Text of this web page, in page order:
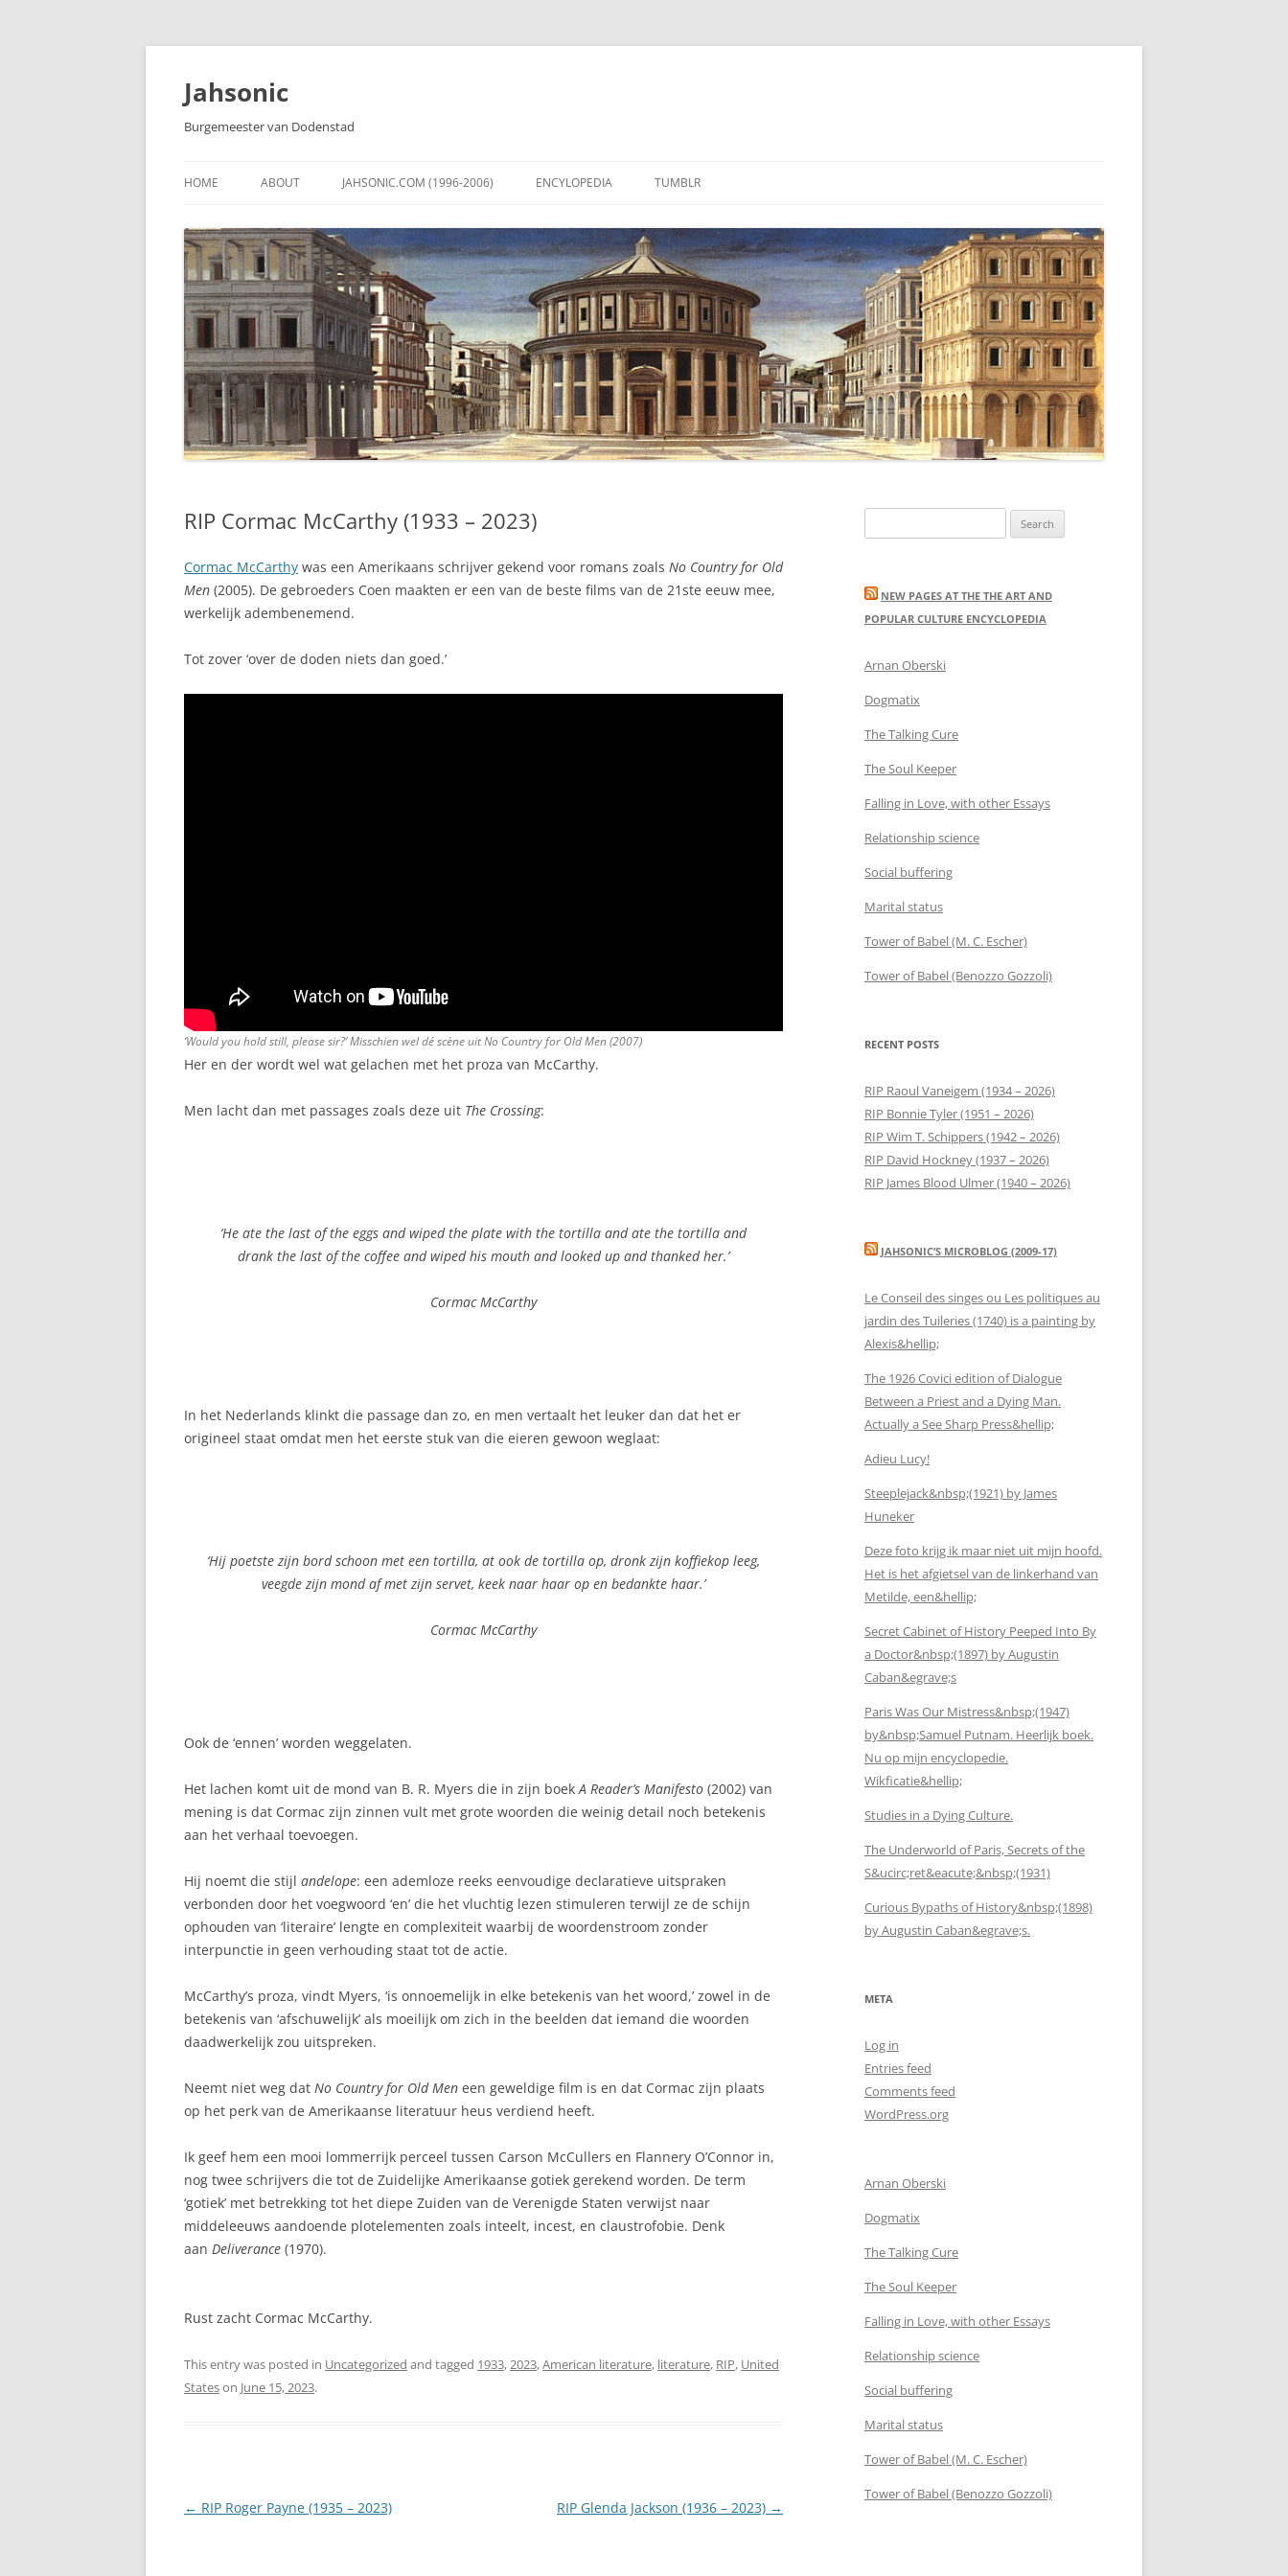
Skip
content
Jahsonic
Burgemeester van Dodenstad
HOME ABOUT JAHSONIC.COM (1996-2006) ENCYLOPEDIA TUMBLR
RIP Cormac McCarthy (1933 – 2023)
Cormac McCarthy was een Amerikaans schrijver gekend voor romans zoals No Country for Old
Men (2005). De gebroeders Coen maakten er een van de beste films van de 21ste eeuw mee,
werkelijk adembenemend.
Tot zover ‘over de doden niets dan goed.’
‘Would you hold still, please sir?’ Misschien wel dé scène uitNo Country for Old Men(2007)
Her en der wordt wel wat gelachen met het proza van McCarthy.
Men lacht dan met passages zoals deze uit The Crossing:
‘He ate the last of the eggs and wiped the plate with the tortilla and ate the tortilla and
drank the last of the coffee and wiped his mouth and looked up and thanked her.’
Cormac McCarthy
In het Nederlands klinkt die passage dan zo, en men vertaalt het leuker dan dat het er
origineel staat omdat men het eerste stuk van die eieren gewoon weglaat:
‘Hij poetste zijn bord schoon met een tortilla, at ook de tortilla op, dronk zijn koffiekop leeg,
veegde zijn mond af met zijn servet, keek naar haar op en bedankte haar.’
Cormac McCarthy
Ook de ‘ennen’ worden weggelaten.
Het lachen komt uit de mond van B. R. Myers die in zijn boekA Reader’s Manifesto (2002) van
mening is dat Cormac zijn zinnen vult met grote woorden die weinig detail noch betekenis
aan het verhaal toevoegen.
Hij noemt die stijl andelope: een ademloze reeks eenvoudige declaratieve uitspraken
verbonden door het voegwoord ‘en’ die het vluchtig lezen stimuleren terwijl ze de schijn
ophouden van ‘literaire’ lengte en complexiteit waarbij de woordenstroom zonder
interpunctie in geen verhouding staat tot de actie.
McCarthy’s proza, vindt Myers, ‘is onnoemelijk in elke betekenis van het woord,’ zowel in de
betekenis van ‘afschuwelijk’ als moeilijk om zich in the beelden dat iemand die woorden
daadwerkelijk zou uitspreken.
Neemt niet weg dat No Country for Old Men een geweldige film is en dat Cormac zijn plaats
op het perk van de Amerikaanse literatuur heus verdiend heeft.
Ik geef hem een mooi lommerrijk perceel tussen Carson McCullers en Flannery O’Connor in,
nog twee schrijvers die tot de Zuidelijke Amerikaanse gotiek gerekend worden. De term
‘gotiek’ met betrekking tot het diepe Zuiden van de Verenigde Staten verwijst naar
middeleeuws aandoende plotelementen zoals inteelt, incest, en claustrofobie. Denk
aan Deliverance (1970).
Rust zacht Cormac McCarthy.
This entry was posted in Uncategorized and tagged 1933,2023,American literature, literature, RIP, United
Stateson June 15, 2023.
Post
← RIP Roger Payne (1935 – 2023) RIP Glenda Jackson (1936 – 2023) →
for:
NEW PAGES AT THE THE ART AND
POPULAR CULTURE ENCYCLOPEDIA
Arnan Oberski
Dogmatix
The Talking Cure
The Soul Keeper
Falling in Love, with other Essays
Relationship science
Social buffering
Marital status
Tower of Babel (M. C. Escher)
Tower of Babel (Benozzo Gozzoli)
RECENT POSTS
RIP Raoul Vaneigem (1934 – 2026)
RIP Bonnie Tyler (1951 – 2026)
RIP Wim T. Schippers (1942 – 2026)
RIP David Hockney (1937 – 2026)
RIP James Blood Ulmer (1940 – 2026)
JAHSONIC’S MICROBLOG (2009-17)
Le Conseil des singes ou Les politiques au
jardin des Tuileries (1740) is a painting by
Alexis&hellip;
The 1926 Covici edition of Dialogue
Between a Priest and a Dying Man.
Actually a See Sharp Press&hellip;
Adieu Lucy!
Steeplejack&nbsp;(1921) by James
Huneker
Deze foto krijg ik maar niet uit mijn hoofd.
Het is het afgietsel van de linkerhand van
Metilde, een&hellip;
Secret Cabinet of History Peeped Into By
a Doctor&nbsp;(1897) by Augustin
Caban&egrave;s
Paris Was Our Mistress&nbsp;(1947)
by&nbsp;Samuel Putnam. Heerlijk boek.
Nu op mijn encyclopedie.
Wikficatie&hellip;
Studies in a Dying Culture.
The Underworld of Paris, Secrets of the
S&ucirc;ret&eacute;&nbsp;(1931)
Curious Bypaths of History&nbsp;(1898)
by Augustin Caban&egrave;s.
META
Log in
Entries feed
Comments feed
WordPress.org
Arnan Oberski
Dogmatix
The Talking Cure
The Soul Keeper
Falling in Love, with other Essays
Relationship science
Social buffering
Marital status
Tower of Babel (M. C. Escher)
Tower of Babel (Benozzo Gozzoli)